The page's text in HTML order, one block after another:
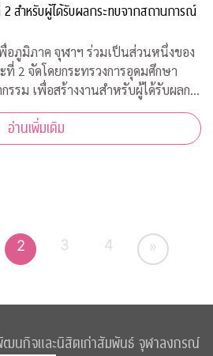
2 สำหรับผู้ได้รับผลกระทบจากสถานการณ์
อภูมิภาค จุฬาฯ ร่วมเป็นส่วนหนึ่งของ
ที่ 2 จัดโดยกระทรวงการอุดมศึกษา
รรม เพื่อสร้างงานสำหรับผู้ได้รับผลก
โควิด-19 เปิดรับสมัครประชาชนทั่วไป
อ่านเพิ่มเติม
2 3 4 »
นกิจและนิสิตเก่าสัมพันธ์ จุฬาลงกรณ์